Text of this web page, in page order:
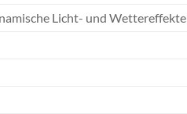
Licht- und Wettereffekte